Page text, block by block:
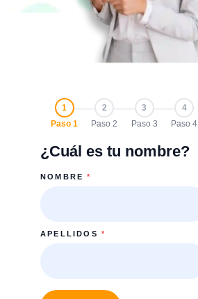
1
Paso 1
2
Paso 2
3
Paso 3
4
Paso 4
¿Cuál es tu nombre?
NOMBRE*
APELLIDOS *